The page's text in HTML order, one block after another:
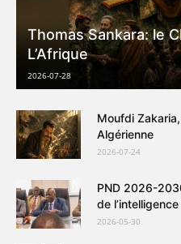
Thomas Sankara: le
L’Afrique
2026-07-28
Moufdi
Algérienne
2026-07-24
PND 2026-
de
2026-05-30